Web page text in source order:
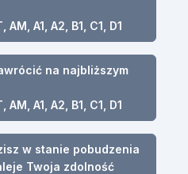
A1, A2, B1, C1, D1
na najbliższym
A1, A2, B1, C1, D1
w stanie pobudzenia
Twoja zdolność